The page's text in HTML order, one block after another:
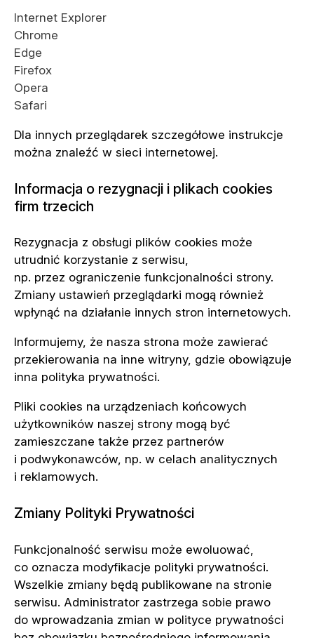
Internet Explorer
Chrome
Edge
Firefox
Opera
Safari
Dla innych przeglądarek szczegółowe instrukcje
można znaleźć w sieci internetowej.
Informacja o rezygnacji i plikach cookies
firm trzecich
Rezygnacja z obsługi plików cookies może
utrudnić korzystanie z serwisu,
np. przez ograniczenie funkcjonalności strony.
Zmiany ustawień przeglądarki mogą również
wpłynąć na działanie innych stron internetowych.
Informujemy, że nasza strona może zawierać
przekierowania na inne witryny, gdzie obowiązuje
inna polityka prywatności.
Pliki cookies na urządzeniach końcowych
użytkowników naszej strony mogą być
zamieszczane także przez partnerów
i podwykonawców, np. w celach analitycznych
i reklamowych.
Zmiany Polityki Prywatności
Funkcjonalność serwisu może ewoluować,
co oznacza modyfikacje polityki prywatności.
Wszelkie zmiany będą publikowane na stronie
serwisu. Administrator zastrzega sobie prawo
do wprowadzania zmian w polityce prywatności